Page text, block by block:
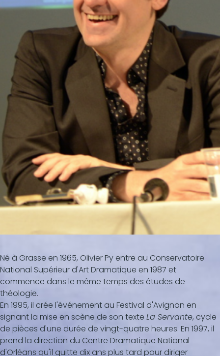
Né à Grasse en 1965, Olivier Py entre au Conservatoire
National Supérieur d'Art Dramatique en 1987 et
commence dans le même temps des études de
théologie.
En 1995, il crée l'événement au Festival d'Avignon en
signant la mise en scène de son texte La Servante, cycle
de pièces d'une durée de vingt-quatre heures. En 1997, il
prend la direction du Centre Dramatique National
d'Orléans qu'il quitte dix ans plus tard pour diriger